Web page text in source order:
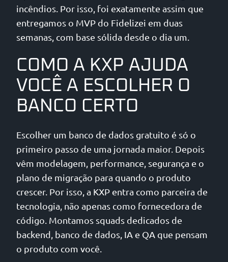
incêndios. Por isso, foi exatamente assim que
entregamos o MVP do Fidelizei em duas
semanas, com base sólida desde o dia um.
COMO A KXP AJUDA
VOCÊ A ESCOLHER O
BANCO CERTO
Escolher um banco de dados gratuito é só o
primeiro passo de uma jornada maior. Depois
vêm modelagem, performance, segurança e o
plano de migração para quando o produto
crescer. Por isso, a KXP entra como parceira de
tecnologia, não apenas como fornecedora de
código. Montamos squads dedicados de
backend, banco de dados, IA e QA que pensam
o produto com você.